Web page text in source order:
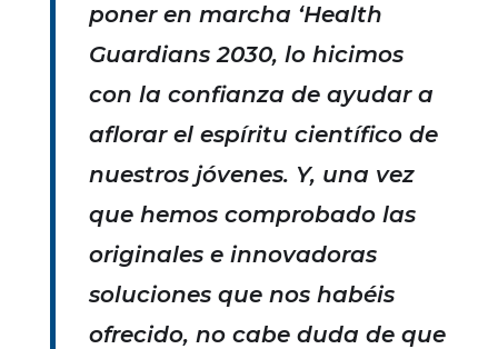
poner en marcha ‘Health
Guardians 2030, lo hicimos
con la confianza de ayudar a
aflorar el espíritu científico de
nuestros jóvenes. Y, una vez
que hemos comprobado las
originales e innovadoras
soluciones que nos habéis
ofrecido, no cabe duda de que